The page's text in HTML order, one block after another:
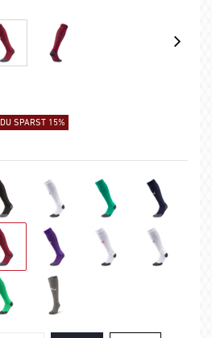
DU SPARST 15%